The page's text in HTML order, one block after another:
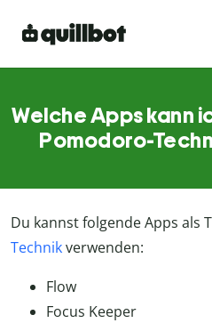
Welche Apps kann
Pomodoro-
Du kannst folgende Apps als
Technikverwenden:
Flow
Focus Keeper